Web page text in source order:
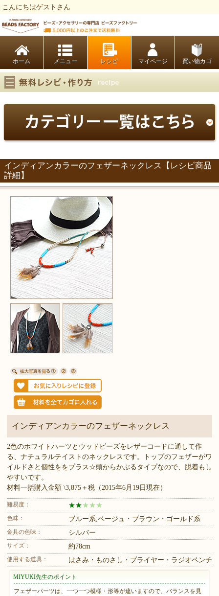
こんにちはゲストさん
ホーム レシピ マイページ 買い物カゴ
インディアンカラーのフェザーネックレス【レシピ商品
詳細】
インディアンカラーのフェザーネックレス
2色のホワイトハーツとウッドビーズをレザーコードに通して作
る、ナチュラルテイストのネックレスです。トップのフェザーがワ
イルドさと個性ををプラス☆頭からかぶるタイプなので、脱着もし
やすいです。
材料一括購入金額 \3,875＋税（2015年6月19日現在）
難易度： ★★ ★ ★ ★
色味： ブルー系,ベージュ・ブラウン・ゴールド系
金具の色味： シルバー
サイズ： 約78cm
使用する道具： はさみ・ものさし・プライヤー・ラジオペンチ
MIYUKI先生のポイント
フェザーパーツは、一つ一つ模様・形等が違いますので、バランスを見